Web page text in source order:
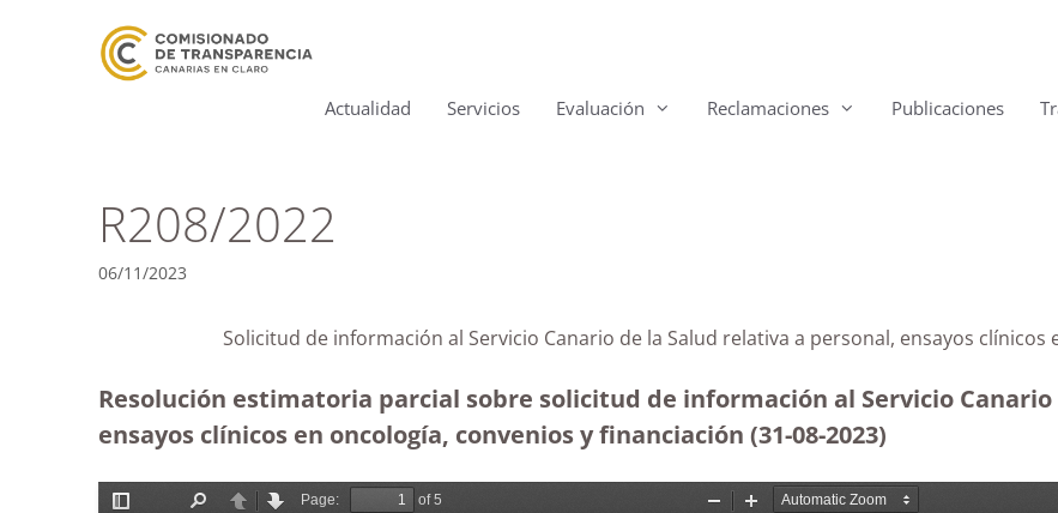
Actualidad Servicios Evaluación Reclamaciones Publicaciones
R208/2022
06/11/2023
Solicitud de información al Servicio Canario de la Salud relativa a personal, ensayos
Resolución estimatoria parcial sobre solicitud de información al Servicio
ensayos clínicos en oncología, convenios y financiación (31-08-2023)